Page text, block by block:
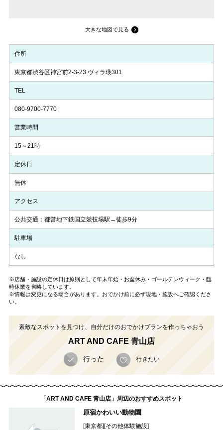
大きな地図で見る
住所
東京都渋谷区神宮前2-3-23 ヴィラ瑛301
TEL
080-9700-7770
営業時間
15～21時
定休日
無休
アクセス
公共交通：都営地下鉄国立競技場駅→徒歩9分
駐車場
なし
※店舗・施設の定休日は原則として年末年始・お盆休み・ゴールデンウィーク・臨
時休業を省略しています。
※情報は変更になる場合があります。おでかけ前に必ず現地・施設へご確認くださ
い。
素敵なスポットを見つけ、自分だけのおでかけプランを作っちゃおう
ART AND CAFE 青山店
行った 行きたい
「ART AND CAFE 青山店」周辺のおすすめスポット
原宿かわいい動物園
[東京都][その他体験施設]